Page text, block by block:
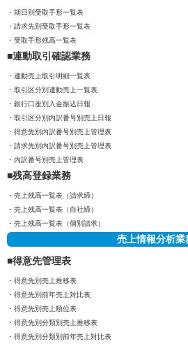
期日別受取手形一覧表
請求先別受取手形一覧表
受取手形残高一覧表
連動取引確認業務
連動売上取引明細一覧表
取引区分別連動売上一覧表
銀行口座別入金振込日報
取引区分別内訳番号別売上日報
得意先別内訳番号別売上管理表
請求先別内訳番号別売上管理表
内訳番号別売上管理表
残高登録業務
売上残高一覧表（請求締）
売上残高一覧表（自社締）
売上残高一覧表（個別請求）
売上情報分析業
得意先管理表
得意先別売上推移表
得意先別前年売上対比表
得意先別売上順位表
得意先別分類別売上推移表
得意先別分類別前年売上対比表